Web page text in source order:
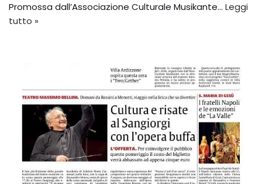
Promossa dall’Associazione Culturale Musikante… Leggi
tutto »